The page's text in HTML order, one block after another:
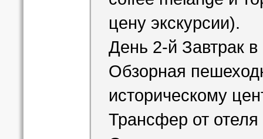
цену экскурсии).
День 2-й Завтрак
Обзорная
историческому
Трансфер от